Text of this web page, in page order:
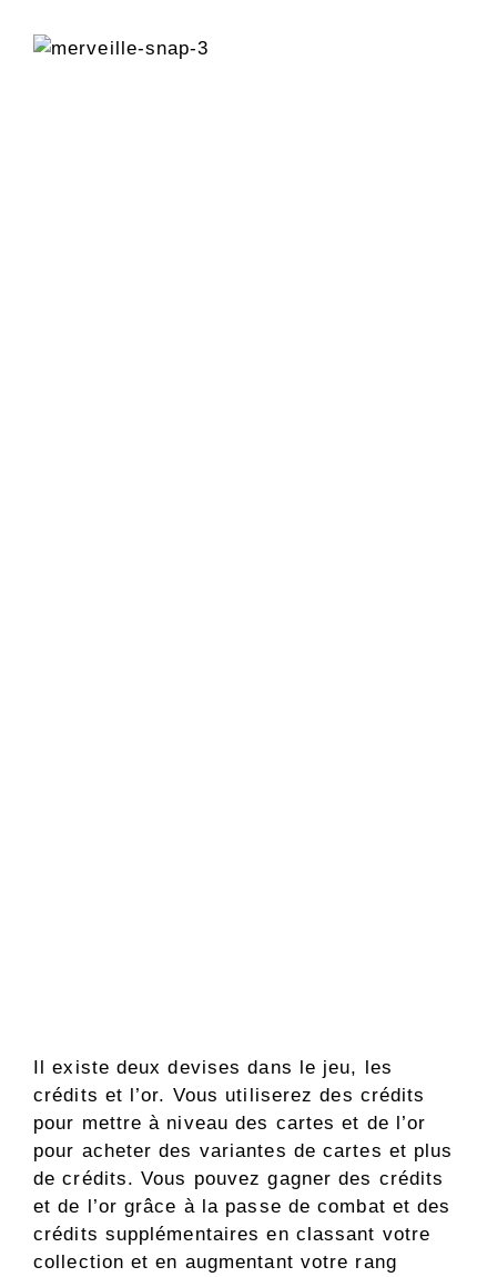
Il existe deux devises dans le jeu, les
crédits et l’or. Vous utiliserez des crédits
pour mettre à niveau des cartes et de l’or
pour acheter des variantes de cartes et plus
de crédits. Vous pouvez gagner des crédits
et de l’or grâce à la passe de combat et des
crédits supplémentaires en classant votre
collection et en augmentant votre rang